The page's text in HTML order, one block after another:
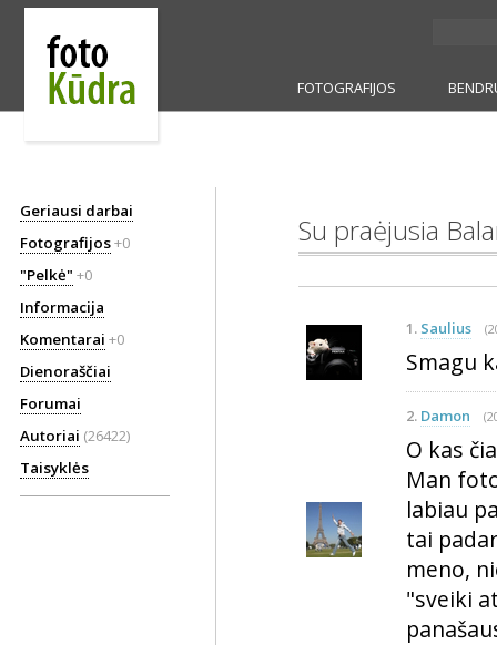
FOTOGRAFIJOS
Geriausi darbai
Fotografijos+0
"Pelkė" +0
Informacija
Komentarai +0
Dienoraščiai
Forumai
Autoriai (26422)
Taisyklės
Su praėjusia
1. Saulius
Smagu
2. Damon
O kas
Man
labiau
tai
meno,
"sveiki